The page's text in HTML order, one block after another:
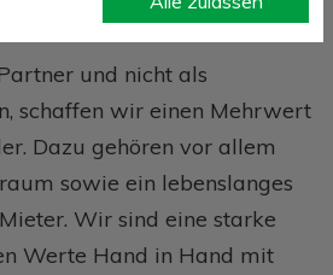
zusammen.
und nicht als
schaffen wir einen Mehrwert
Dazu gehören vor allem
sowie ein lebenslanges
Wir sind eine starke
Werte Hand in Hand mit